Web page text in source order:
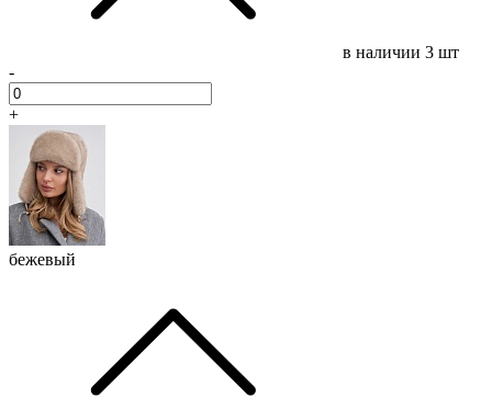
в наличии 3 шт
-
+
бежевый